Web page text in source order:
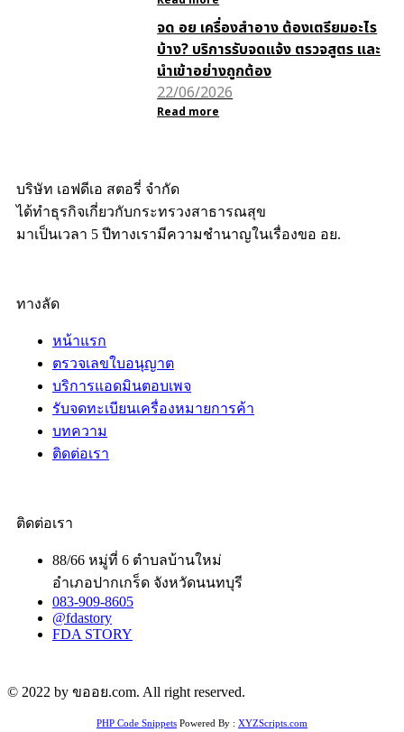
จด อย เครื่องสำอาง ต้องเตรียมอะไร
บ้าง? บริการรับจดแจ้ง ตรวจสูตร และ
นำเข้าอย่างถูกต้อง
22/06/2026
Read more
บริษัท เอฟดีเอ สตอรี่ จำกัด
ได้ทำธุรกิจเกี่ยวกับกระทรวงสาธารณสุข
มาเป็นเวลา 5 ปีทางเรามีความชำนาญในเรื่องขอ อย.
ทางลัด
หน้าแรก
ตรวจเลขใบอนุญาต
บริการแอดมินตอบเพจ
รับจดทะเบียนเครื่องหมายการค้า
บทความ
ติดต่อเรา
ติดต่อเรา
88/66 หมู่ที่ 6 ตำบลบ้านใหม่
อำเภอปากเกร็ด จังหวัดนนทบุรี
083-909-8605
@fdastory
FDA STORY
© 2022 by ขออย.com. All right reserved.
PHP Code Snippets Powered By : XYZScripts.com